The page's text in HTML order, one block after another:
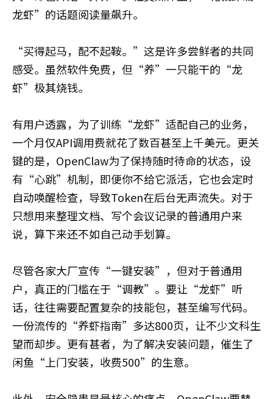
龙虾”的话题阅读量飙升。
“买得起马，配不起鞍。”这是许多尝鲜者的共同
感受。虽然软件免费，但“养”一只能干的“龙
虾”极其烧钱。
有用户透露，为了训练“龙虾”适配自己的业务，
一个月仅API调用费就花了数百甚至上千美元。更关
键的是，OpenClaw为了保持随时待命的状态，设
有“心跳”机制，即便你不给它派活，它也会定时
自动唤醒检查，导致Token在后台无声流失。对于
只想用来整理文档、写个会议记录的普通用户来
说，算下来还不如自己动手划算。
尽管各家大厂宣传“一键安装”，但对于普通用
户，真正的门槛在于“调教”。要让“龙虾”听
话，往往需要配置复杂的技能包，甚至编写代码。
一份流传的“养虾指南”多达800页，让不少文科生
望而却步。更有甚者，为了解决安装问题，催生了
闲鱼“上门安装，收费500”的生意。